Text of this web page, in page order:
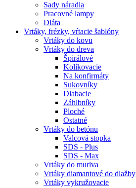
Sady náradia
Pracovné lampy
Dláta
Vrtáky, frézky, vŕtacie šablóny
Vrtáky do kovu
Vrtáky do dreva
Špirálové
Kolíkovacie
Na konfirmáty
Sukovníky
Dlabacie
Záhlbníky
Ploché
Ostatné
Vrtáky do betónu
Valcová stopka
SDS - Plus
SDS - Max
Vrtáky do muriva
Vrtáky diamantové do dlažby
Vrtáky vykružovacie